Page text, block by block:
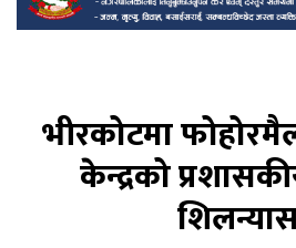
भीरकोटमा
केन्द्रको